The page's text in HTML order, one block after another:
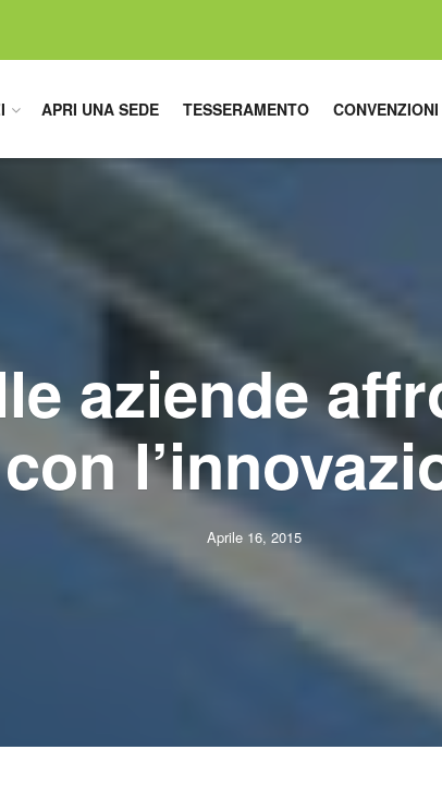
APRI UNA SEDE TESSERAMENTO CONVENZIONI
aziende
con
Aprile 16, 2015